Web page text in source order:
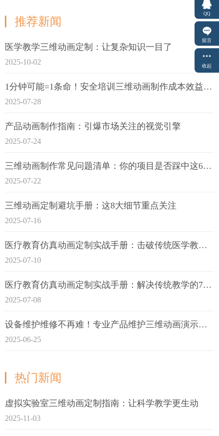
推荐新闻
医学教学三维动画定制：让复杂知识一目了
2025-10-02
1分钟可能=1条命！安全培训三维动画制作成本效益深度拆解
2025-07-28
产品动画制作指南：引爆市场关注的视觉引擎
2025-07-24
三维动画制作常见问题清单：你的项目是否踩中这6大技术雷区？
2025-07-22
三维动画定制避坑手册：这8大细节重点关注
2025-07-16
医疗教育仿真动画定制实战手册：击破传统医学教育7大痛点
2025-07-10
医疗教育仿真动画定制实战手册：解决传统教学的7大痛点
2025-07-08
设备维护维修不再难！专业产品维护三维动画演示定制指南
2025-06-25
热门新闻
虚拟实验室三维动画定制指南：让科学教学更生动
2025-11-03
QQ
留言
收起